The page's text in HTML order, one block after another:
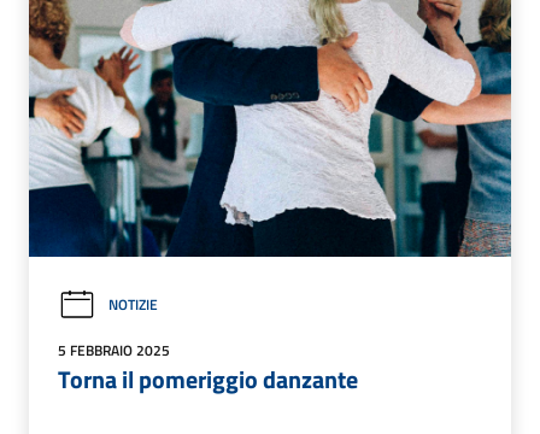
NOTIZIE
5 FEBBRAIO 2025
Torna il pomeriggio danzante